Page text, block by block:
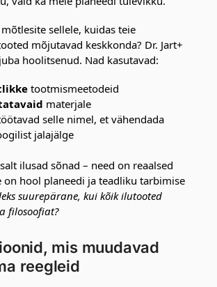
sellele, kuidas teie
mõjutavad keskkonda? Dr. Jart+
hoolitsenud. Nad kasutavad:
tootmismeetodeid
materjale
selle nimel, et vähendada
jalajälge
ilusad sõnad – need on reaalsed
on hool planeedi ja teadliku tarbimise
suurepärane, kui kõik ilutooted
filosoofiat?
mis muudavad
reegleid